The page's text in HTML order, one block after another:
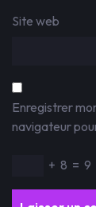
Site web
Enregistrer
navigateur
+ 8 = 9